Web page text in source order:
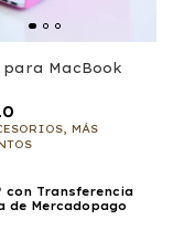
para MacBook
MÁS
con Transferencia
de Mercadopago